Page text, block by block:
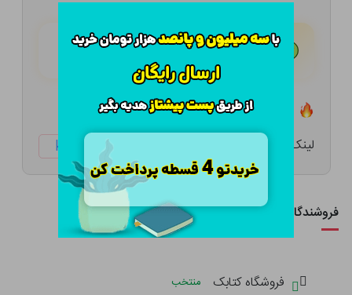
هـر قسط با تــرب‌پــی:۱۰,۶۸۸ تومان
لینک کوتاه: ketabtala.com/sbp-8702
فروشندگان این کالا
فروشگاه کتابک
منتخب